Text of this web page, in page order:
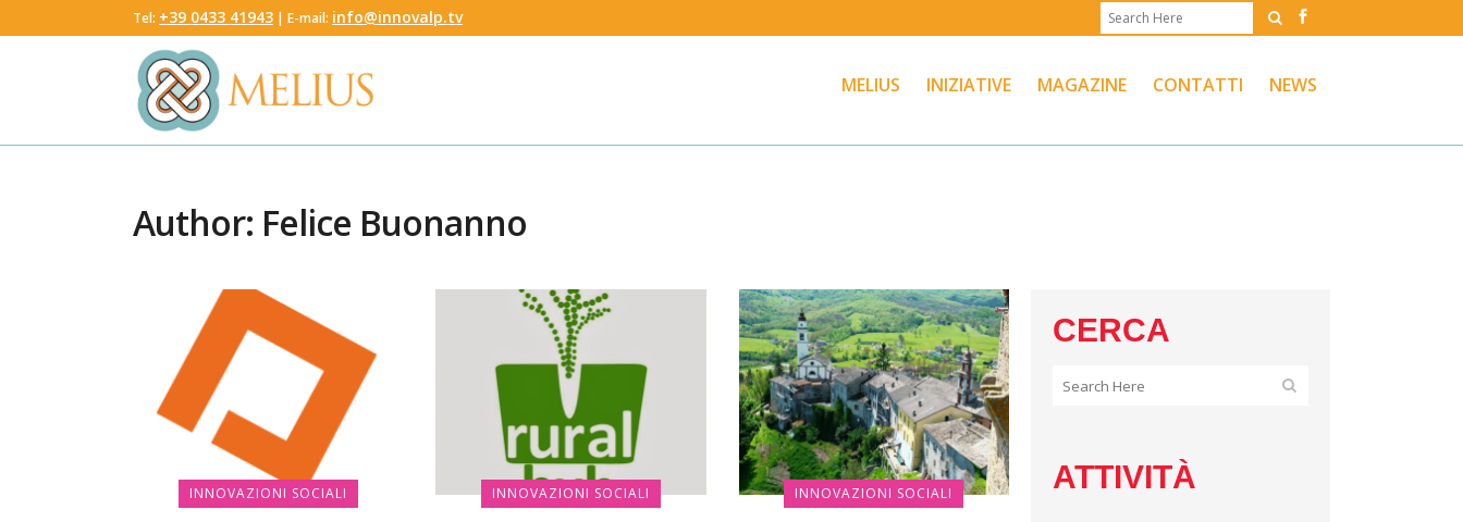
Tel: ‭+39 0433 41943 ‬ | E-mail: info@innovalp.tv
MELIUS INIZIATIVE MAGAZINE CONTATTI NEWS
Author: Felice Buonanno
INNOVAZIONI SOCIALI INNOVAZIONI SOCIALI INNOVAZIONI SOCIALI
CERCA
ATTIVITÀ